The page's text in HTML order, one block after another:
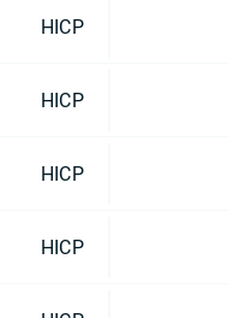
HICP
HICP
HICP
HICP